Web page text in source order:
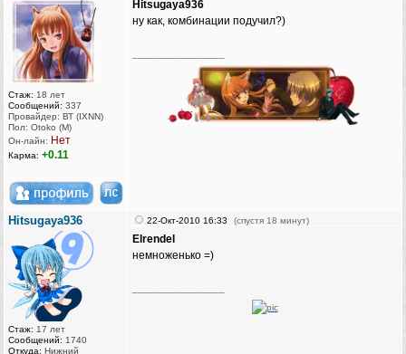
Стаж: 18 лет
Сообщений: 337
Провайдер: ВТ (IXNN)
Пол: Otoko (M)
Он-лайн: Нет
Карма: +0.11
Hitsugaya936
ну как, комбинации подучил?)
Hitsugaya936
Стаж: 17 лет
Сообщений: 1740
Откуда: Нижний
22-Окт-2010 16:33 (спустя 18 минут)
Elrendel
немноженько =)